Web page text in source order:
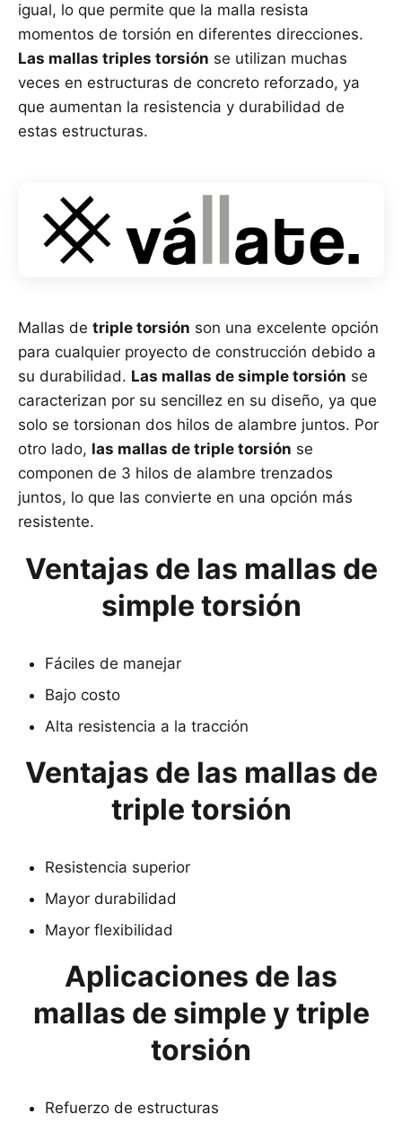
igual, lo que permite que la malla resista
momentos de torsión en diferentes direcciones.
Las mallas triples torsión se utilizan muchas
veces en estructuras de concreto reforzado, ya
que aumentan la resistencia y durabilidad de
estas estructuras.
Mallas de triple torsión son una excelente opción
para cualquier proyecto de construcción debido a
su durabilidad. Las mallas de simple torsión se
caracterizan por su sencillez en su diseño, ya que
solo se torsionan dos hilos de alambre juntos. Por
otro lado, las mallas de triple torsión se
componen de 3 hilos de alambre trenzados
juntos, lo que las convierte en una opción más
resistente.
Ventajas de las mallas de
simple torsión
Fáciles de manejar
Bajo costo
Alta resistencia a la tracción
Ventajas de las mallas de
triple torsión
Resistencia superior
Mayor durabilidad
Mayor flexibilidad
Aplicaciones de las
mallas de simple y triple
torsión
Refuerzo de estructuras